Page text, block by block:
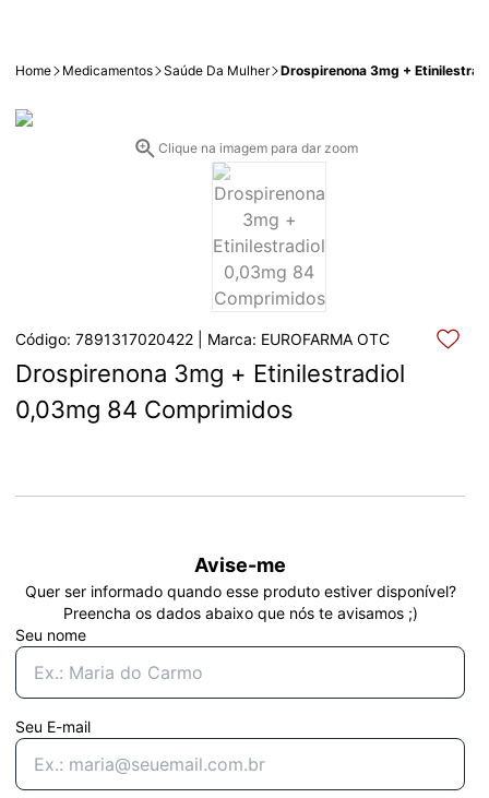
Home Medicamentos Saúde Da Mulher Drospirenona 3mg +
Clique na imagem para dar zoom
Código: 7891317020422 | Marca: EUROFARMA OTC
Drospirenona 3mg + Etinilestradiol
0,03mg 84 Comprimidos
Avise-me
Quer ser informado quando esse produto estiver disponível?
Preencha os dados abaixo que nós te avisamos ;)
Seu nome
Seu E-mail